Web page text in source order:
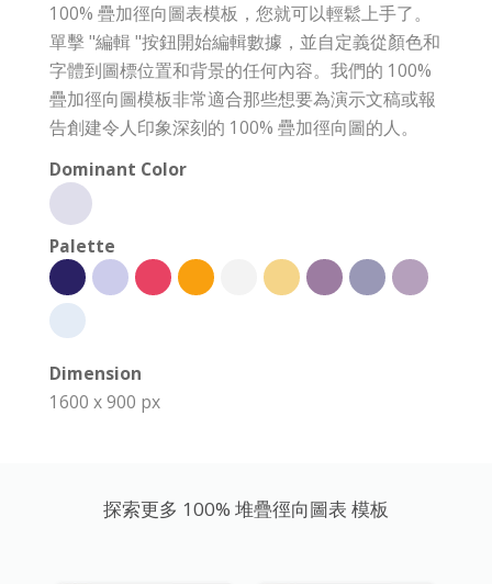
100% 疊加徑向圖表模板，您就可以輕鬆上手了。
單擊 "編輯 "按鈕開始編輯數據，並自定義從顏色和
字體到圖標位置和背景的任何內容。我們的 100%
疊加徑向圖模板非常適合那些想要為演示文稿或報
告創建令人印象深刻的 100% 疊加徑向圖的人。
Dominant Color
Palette
Dimension
1600 x 900 px
探索更多 100% 堆疊徑向圖表 模板